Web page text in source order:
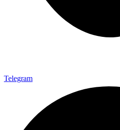
Telegram